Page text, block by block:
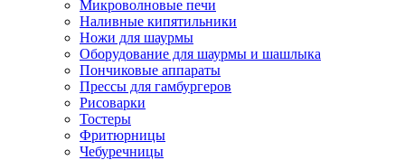
Микроволновые печи
Наливные кипятильники
Ножи для шаурмы
Оборудование для шаурмы и шашлыка
Пончиковые аппараты
Прессы для гамбургеров
Рисоварки
Тостеры
Фритюрницы
Чебуречницы